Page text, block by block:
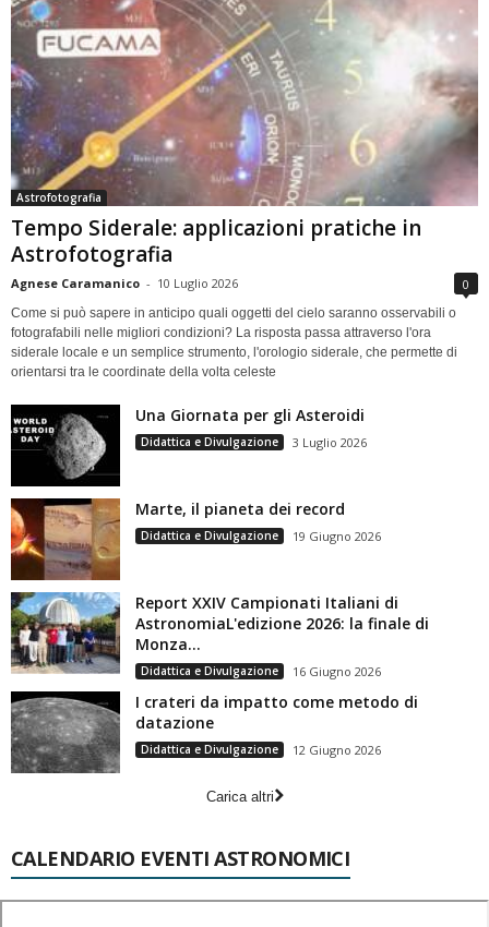
Astrofotografia
Tempo Siderale: applicazioni pratiche in
Astrofotografia
Agnese Caramanico - 10 Luglio 2026 0
Come si può sapere in anticipo quali oggetti del cielo saranno osservabili o
fotografabili nelle migliori condizioni? La risposta passa attraverso l'ora
siderale locale e un semplice strumento, l'orologio siderale, che permette di
orientarsi tra le coordinate della volta celeste
Una Giornata per gli Asteroidi
Didattica e Divulgazione 3 Luglio 2026
Marte, il pianeta dei record
Didattica e Divulgazione 19 Giugno 2026
Report XXIV Campionati Italiani di
AstronomiaL'edizione 2026: la finale di
Monza...
Didattica e Divulgazione 16 Giugno 2026
I crateri da impatto come metodo di
datazione
Didattica e Divulgazione 12 Giugno 2026
Carica altri
CALENDARIO EVENTI ASTRONOMICI